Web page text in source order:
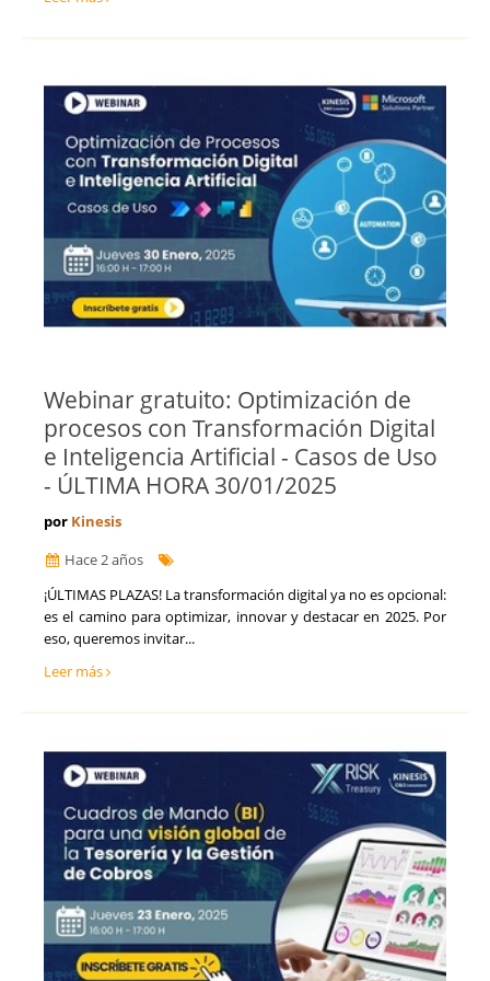
Zamora
Zaragoza
Webinar gratuito: Optimización de
procesos con Transformación Digital
e Inteligencia Artificial - Casos de Uso
- ÚLTIMA HORA 30/01/2025
por Kinesis
Hace 2 años
​¡ÚLTIMAS PLAZAS! La transformación digital ya no es opcional:
es el camino para optimizar, innovar y destacar en 2025. Por
eso, queremos invitar...
Leer más